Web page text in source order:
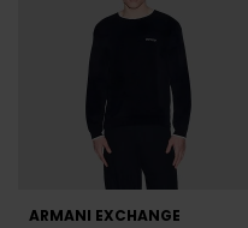
ARMANI EXCHANGE